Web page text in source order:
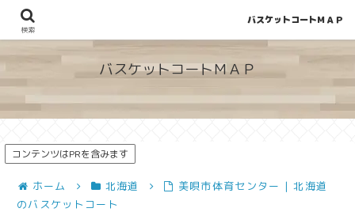
地図から探せる！穴場が見つかるバスケットコート情報
バスケットコートＭＡＰ
コンテンツはPRを含みます
ホーム 北海道
美唄市体育センター | 北海道
のバスケットコート
検索
バスケットコートＭＡＰ